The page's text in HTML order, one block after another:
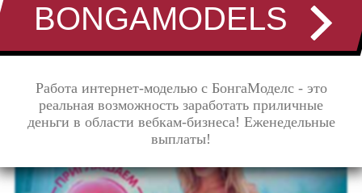
BONGAMODELS
Работа интернет-моделью с БонгаМоделс - это
реальная возможность заработать приличные
деньги в области вебкам-бизнеса! Еженедельные
выплаты!